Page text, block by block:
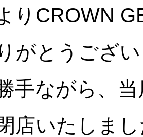
りCROWN
がとうござ
手ながら、
店いたしま